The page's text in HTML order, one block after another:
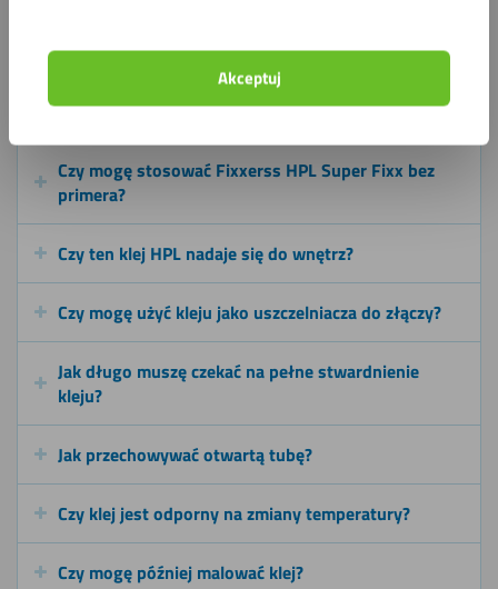
Akceptuj
Ile metrów bieżących mogę skleić jedną tubą?
Jakiego pistoletu do silikonu potrzebuję?
Czy mogę stosować Fixxerss HPL Super Fixx bez
primera?
Czy ten klej HPL nadaje się do wnętrz?
Czy mogę użyć kleju jako uszczelniacza do złączy?
Jak długo muszę czekać na pełne stwardnienie
kleju?
Jak przechowywać otwartą tubę?
Czy klej jest odporny na zmiany temperatury?
Czy mogę później malować klej?